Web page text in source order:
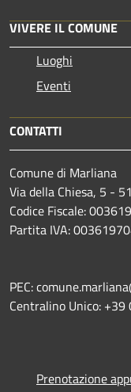
VIVERE IL COMUNE
Luoghi
Eventi
CONTATTI
Comune di Marliana
Via della Chiesa, 5 -
Codice Fiscale:
Partita IVA:
PEC:
Centralino Unico:
Prenotazione